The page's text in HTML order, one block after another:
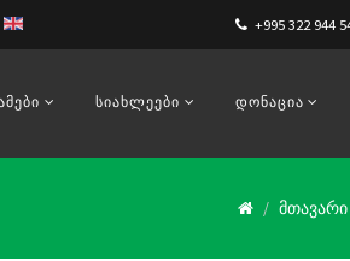
+995 322 944
ᲡᲘᲐᲮᲚᲔᲔᲑᲘ ᲓᲝᲜᲐᲪᲘᲐ
მთავარი